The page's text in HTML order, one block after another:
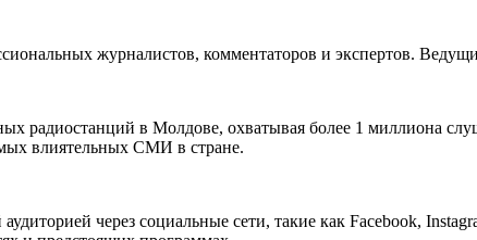
журналистов, комментаторов и экспертов.
радиостанций в Молдове, охватывая более 1 миллиона
влиятельных СМИ в стране.
через социальные сети, такие как Facebook,